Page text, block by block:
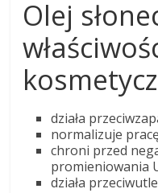
Olej
działa
normalizuje
chroni przed
promieniowania
działa